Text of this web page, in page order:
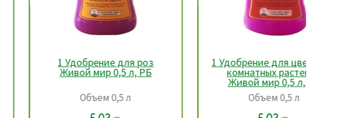
1 Удобрение для роз
Живой мир 0,5 л, РБ
1 Удобрение для цветущих
комнатных растений
Живой мир 0,5 л, РБ